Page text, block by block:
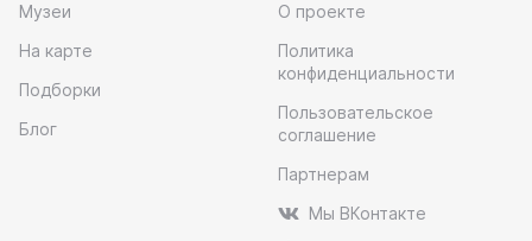
Музеи
На карте
Подборки
Блог
О проекте
Политика
конфиденциальности
Пользовательское
соглашение
Партнерам
Мы ВКонтакте